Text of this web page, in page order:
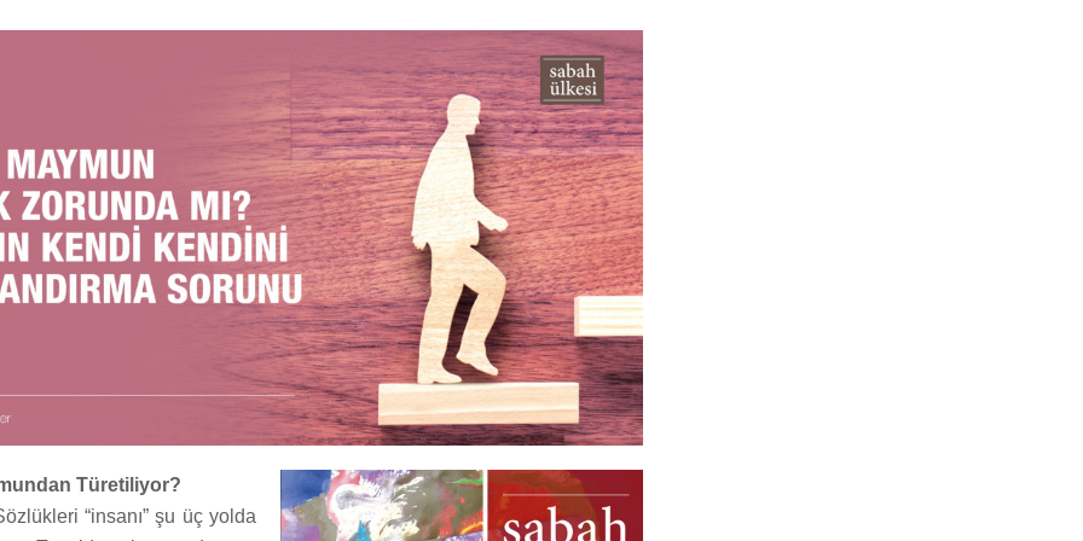
Türetiliyor?
“insanı” şu üç yolda